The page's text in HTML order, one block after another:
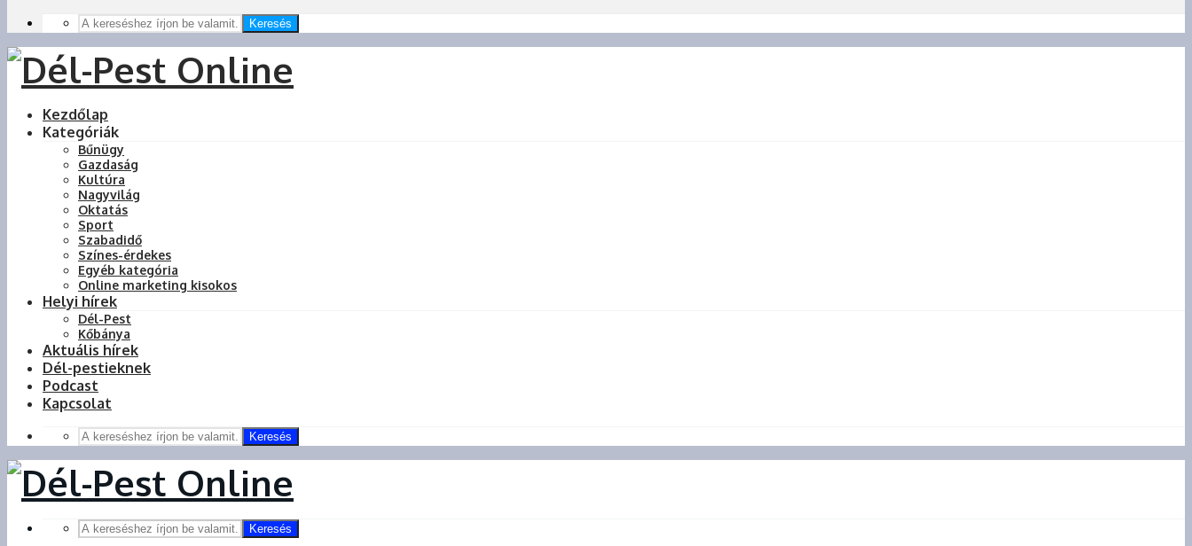
Keresés
Kezdőlap
Kategóriák
Bűnügy
Gazdaság
Kultúra
Nagyvilág
Oktatás
Sport
Szabadidő
Színes-érdekes
Egyéb kategória
Online marketing kisokos
Helyi hírek
Dél-Pest
Kőbánya
Aktuális hírek
Dél-pestieknek
Podcast
Kapcsolat
Keresés
Keresés